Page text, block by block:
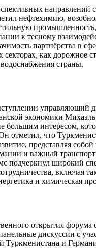
направлений
нефтехимию,
к тесному
партнёрства в
секторах, как дорожное
страны.
управляющий
экономики
большим интересом,
отметил, что
представляя
и важный
подчеркнул широкий
включая
и химическая
открытия форума
дискуссии с
Туркменистана и